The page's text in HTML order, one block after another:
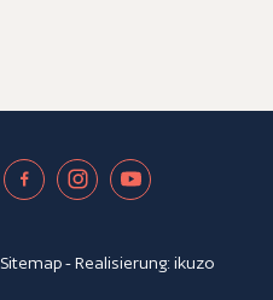
Sitemap- Realisierung:ikuzo